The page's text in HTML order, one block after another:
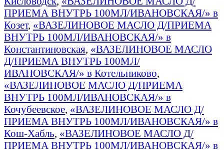
ПРИЕМА ВНУТРЬ 100МЛ/ИВАНОВСКАЯ/» в
Козет, «ВАЗЕЛИНОВОЕ МАСЛО Д/ПРИЕМА
ВНУТРЬ 100МЛ/ИВАНОВСКАЯ/» в
Константиновская, «ВАЗЕЛИНОВОЕ МАСЛО
Д/ПРИЕМА ВНУТРЬ 100МЛ/
ИВАНОВСКАЯ/» в Котельниково,
«ВАЗЕЛИНОВОЕ МАСЛО Д/ПРИЕМА
ВНУТРЬ 100МЛ/ИВАНОВСКАЯ/» в
Кочубеевское, «ВАЗЕЛИНОВОЕ МАСЛО Д/
ПРИЕМА ВНУТРЬ 100МЛ/ИВАНОВСКАЯ/» в
Кош-Хабль, «ВАЗЕЛИНОВОЕ МАСЛО Д/
ПРИЕМА ВНУТРЬ 100МЛ/ИВАНОВСКАЯ/» в